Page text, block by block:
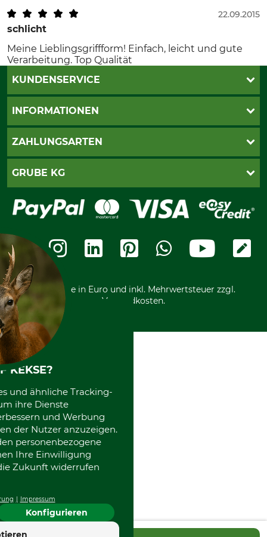
schlicht
22.09.2015
Meine Lieblingsgriffform! Einfach, leicht und gute
Verarbeitung. Top Qualität
KUNDENSERVICE
Live-Shopping
Seilwindenprüfung
Cookie-Einstellungen
INFORMATIONEN
AGB
Bestellung widerrufen
Widerrufsformular
Kostenloser Rückversand
Nachhaltigkeit
Entsorgung und Umwelt
Datenschutz Print
ZAHLUNGSARTEN
PayPal
Bankeinzug
Ratenkauf
Vorkasse
GRUBE KG
Leitbild
Karriere
Ladengeschäft
Motorgeräteshop
Über uns
Community
International
Kooperationen
Alle Preise in Euro und inkl. Mehrwertsteuer zzgl.
Versandkosten.
KEKSE?
und ähnliche Tracking-
ihre Dienste
und Werbung
der Nutzer anzuzeigen.
personenbezogene
Ihre Einwilligung
Zukunft widerrufen
Impressum
Konfigurieren